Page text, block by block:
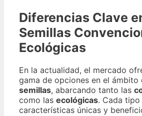
Diferencias Clave
Semillas
Ecológicas
En la actualidad, el mercado
gama de opciones en el ámbito
semillas, abarcando tanto las
como las ecológicas. Cada tipo
características únicas y